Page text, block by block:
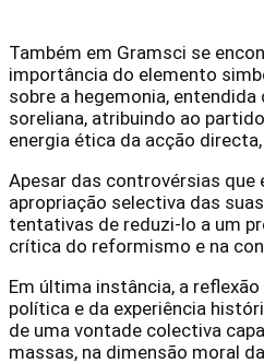
Também em Gramsci se
importância do elemento
sobre a hegemonia,
soreliana, atribuindo ao
energia ética da acção
Apesar das controvérsias
apropriação selectiva das
tentativas de reduzi-lo a um
crítica do reformismo e na
Em última instância, a
política e da experiência
de uma vontade colectiva
massas, na dimensão moral